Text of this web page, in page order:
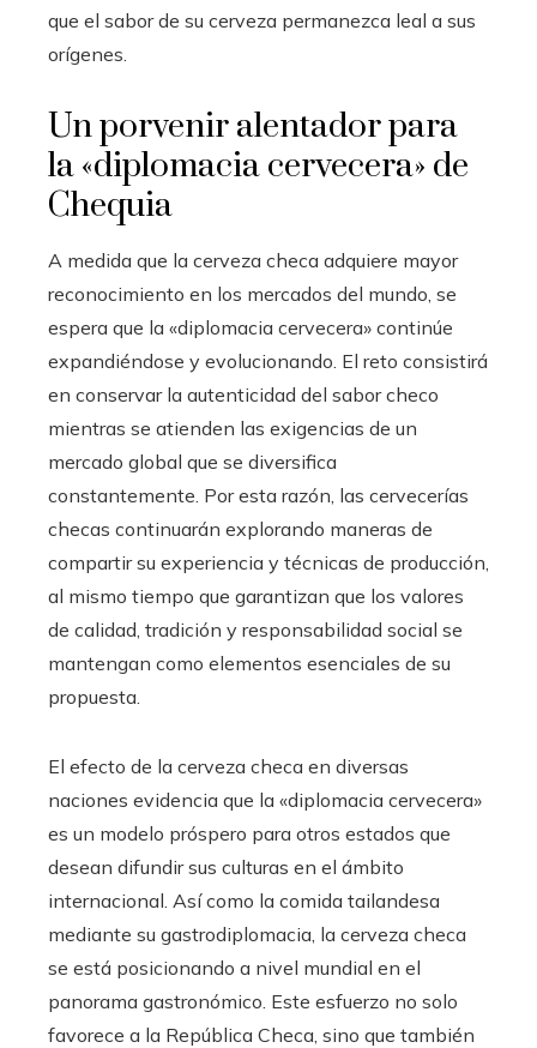
que el sabor de su cerveza permanezca leal a sus
orígenes.
Un porvenir alentador para
la «diplomacia cervecera» de
Chequia
A medida que la cerveza checa adquiere mayor
reconocimiento en los mercados del mundo, se
espera que la «diplomacia cervecera» continúe
expandiéndose y evolucionando. El reto consistirá
en conservar la autenticidad del sabor checo
mientras se atienden las exigencias de un
mercado global que se diversifica
constantemente. Por esta razón, las cervecerías
checas continuarán explorando maneras de
compartir su experiencia y técnicas de producción,
al mismo tiempo que garantizan que los valores
de calidad, tradición y responsabilidad social se
mantengan como elementos esenciales de su
propuesta.
El efecto de la cerveza checa en diversas
naciones evidencia que la «diplomacia cervecera»
es un modelo próspero para otros estados que
desean difundir sus culturas en el ámbito
internacional. Así como la comida tailandesa
mediante su gastrodiplomacia, la cerveza checa
se está posicionando a nivel mundial en el
panorama gastronómico. Este esfuerzo no solo
favorece a la República Checa, sino que también